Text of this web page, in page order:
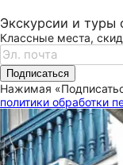
Экскурсии и туры
Классные места,
Подписаться
Нажимая
политики обработки